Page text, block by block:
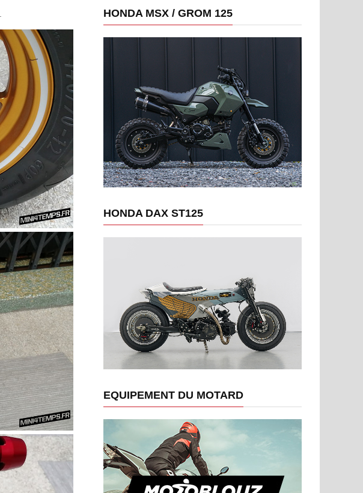
HONDA MSX / GROM 125
HONDA DAX ST125
EQUIPEMENT DU MOTARD